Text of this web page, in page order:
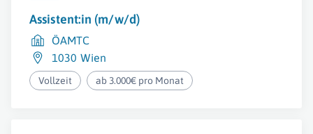
Assistent:in (m/w/d)
ÖAMTC
1030 Wien
Vollzeit ab 3.000€ pro Monat